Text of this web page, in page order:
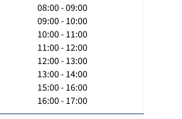
08:00 - 09:00
09:00 - 10:00
10:00 - 11:00
11:00 - 12:00
12:00 - 13:00
13:00 - 14:00
15:00 - 16:00
16:00 - 17:00